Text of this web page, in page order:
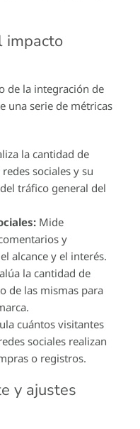
impacto
de la integración de
una serie de métricas
la cantidad de
sociales y su
tráfico general del
Mide
y
alcance y el interés.
la cantidad de
de las mismas para
cuántos visitantes
sociales realizan
o registros.
y ajustes